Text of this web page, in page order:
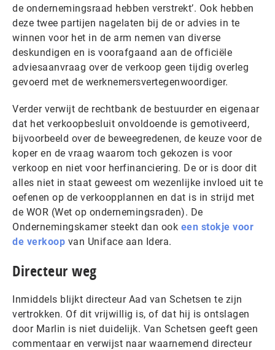
de ondernemingsraad hebben verstrekt’. Ook hebben
deze twee partijen nagelaten bij de or advies in te
winnen voor het in de arm nemen van diverse
deskundigen en is voorafgaand aan de officiële
adviesaanvraag over de verkoop geen tijdig overleg
gevoerd met de werknemersvertegenwoordiger.
Verder verwijt de rechtbank de bestuurder en eigenaar
dat het verkoopbesluit onvoldoende is gemotiveerd,
bijvoorbeeld over de beweegredenen, de keuze voor de
koper en de vraag waarom toch gekozen is voor
verkoop en niet voor herfinanciering. De or is door dit
alles niet in staat geweest om wezenlijke invloed uit te
oefenen op de verkoopplannen en dat is in strijd met
de WOR (Wet op ondernemingsraden). De
Ondernemingskamer steekt dan ook een stokje voor
de verkoop van Uniface aan Idera.
Directeur weg
Inmiddels blijkt directeur Aad van Schetsen te zijn
vertrokken. Of dit vrijwillig is, of dat hij is ontslagen
door Marlin is niet duidelijk. Van Schetsen geeft geen
commentaar en verwijst naar waarnemend directeur